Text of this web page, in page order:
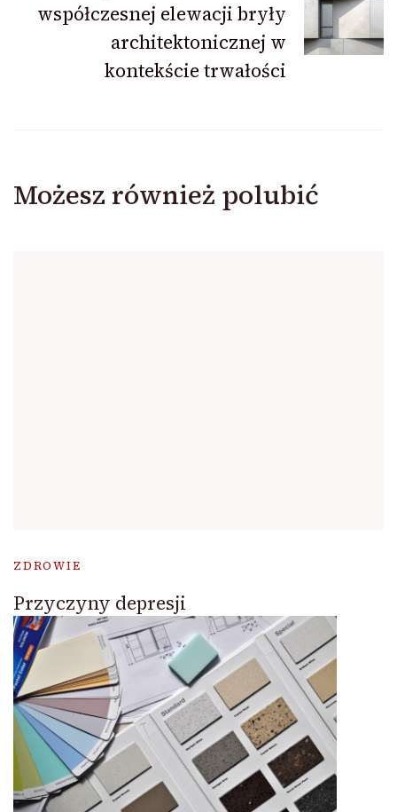
współczesnej elewacji bryły
architektonicznej w
kontekście trwałości
Możesz również polubić
ZDROWIE
Przyczyny depresji